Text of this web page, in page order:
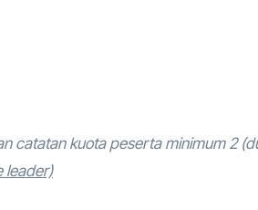
catatan kuota peserta minimum 2
leader)